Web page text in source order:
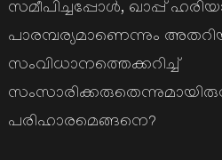
സമീപിച്ചപ്പോൾ, ഖാപ്പ്
പാരമ്പര്യമാണെന്നും
സംവിധാനത്തെക്കറിച്ച്
പരിഹാരമെങ്ങനെ?